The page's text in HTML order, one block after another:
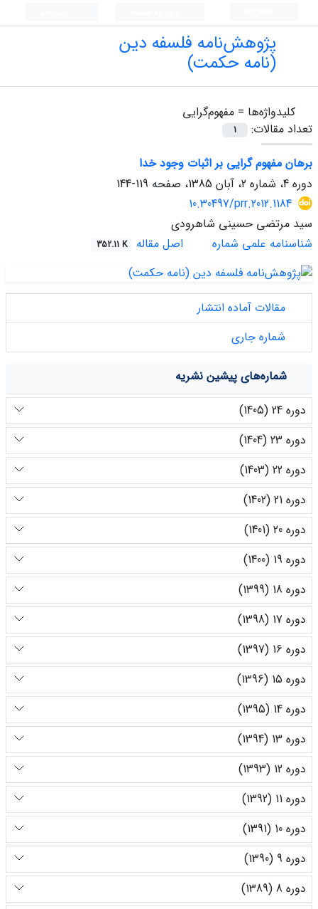
پژوهش‌نامه فلسفه دین
(نامه حکمت)
کلیدواژه‌ها = مفهوم‌‌‌‌گرایی
تعداد مقالات:
1
برهان مفهوم گرایی بر اثبات وجود خدا
دوره 4، شماره 2، آبان 1385، صفحه
119-144
10.30497/prr.2012.1184
سید مرتضی حسینی شاهرودی
شناسنامه علمی شماره
اصل مقاله 352.11 K
مقالات آماده انتشار
شماره جاری
شماره‌های پیشین نشریه
دوره 24 (1405)
دوره 23 (1404)
دوره 22 (1403)
دوره 21 (1402)
دوره 20 (1401)
دوره 19 (1400)
دوره 18 (1399)
دوره 17 (1398)
دوره 16 (1397)
دوره 15 (1396)
دوره 14 (1395)
دوره 13 (1394)
دوره 12 (1393)
دوره 11 (1392)
دوره 10 (1391)
دوره 9 (1390)
دوره 8 (1389)